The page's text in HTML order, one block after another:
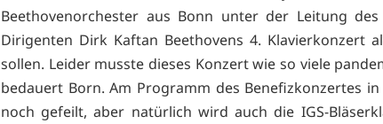
Beethovenorchester aus Bonn unter der Leitung
Dirigenten Dirk Kaftan Beethovens 4. Klavierkonzert
sollen. Leider musste dieses Konzert wie so viele
bedauert Born. Am Programm des Benefizkonzertes
noch gefeilt, aber natürlich wird auch die IGS-